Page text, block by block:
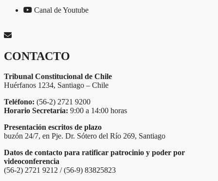
Canal de Youtube
CONTACTO
Tribunal Constitucional de Chile
Huérfanos 1234, Santiago – Chile
Teléfono: (56-2) 2721 9200
Horario Secretaría: 9:00 a 14:00 horas
Presentación escritos de plazo
buzón 24/7, en Pje. Dr. Sótero del Río 269, Santiago
Datos de contacto para ratificar patrocinio y poder por
videoconferencia
(56-2) 2721 9212 / (56-9) 83825823